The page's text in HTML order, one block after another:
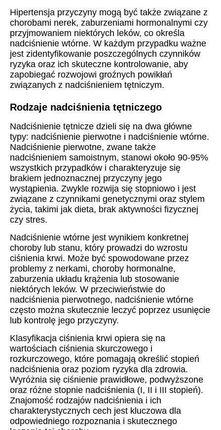
Hipertensja przyczyny mogą być także związane z
chorobami nerek, zaburzeniami hormonalnymi czy
przyjmowaniem niektórych leków, co określa
nadciśnienie wtórne. W każdym przypadku ważne
jest zidentyfikowanie poszczególnych czynników
ryzyka oraz ich skuteczne kontrolowanie, aby
zapobiegać rozwojowi groźnych powikłań
związanych z nadciśnieniem tętniczym.
Rodzaje nadciśnienia tętniczego
Nadciśnienie tętnicze dzieli się na dwa główne
typy: nadciśnienie pierwotne i nadciśnienie wtórne.
Nadciśnienie pierwotne, zwane także
nadciśnieniem samoistnym, stanowi około 90-95%
wszystkich przypadków i charakteryzuje się
brakiem jednoznacznej przyczyny jego
wystąpienia. Zwykle rozwija się stopniowo i jest
związane z czynnikami genetycznymi oraz stylem
życia, takimi jak dieta, brak aktywności fizycznej
czy stres.
Nadciśnienie wtórne jest wynikiem konkretnej
choroby lub stanu, który prowadzi do wzrostu
ciśnienia krwi. Może być spowodowane przez
problemy z nerkami, choroby hormonalne,
zaburzenia układu krążenia lub stosowanie
niektórych leków. W przeciwieństwie do
nadciśnienia pierwotnego, nadciśnienie wtórne
często można skutecznie leczyć poprzez usunięcie
lub kontrolę jego przyczyny.
Klasyfikacja ciśnienia krwi opiera się na
wartościach ciśnienia skurczowego i
rozkurczowego, które pomagają określić stopień
nadciśnienia oraz poziom ryzyka dla zdrowia.
Wyróżnia się ciśnienie prawidłowe, podwyższone
oraz różne stopnie nadciśnienia (I, II i III stopień).
Znajomość rodzajów nadciśnienia i ich
charakterystycznych cech jest kluczowa dla
odpowiedniego rozpoznania i skutecznego